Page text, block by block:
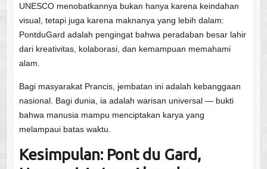
UNESCO menobatkannya bukan hanya karena keindahan
visual, tetapi juga karena maknanya yang lebih dalam:
PontduGard adalah pengingat bahwa peradaban besar lahir
dari kreativitas, kolaborasi, dan kemampuan memahami
alam.
Bagi masyarakat Prancis, jembatan ini adalah kebanggaan
nasional. Bagi dunia, ia adalah warisan universal — bukti
bahwa manusia mampu menciptakan karya yang
melampaui batas waktu.
Kesimpulan: Pont du Gard,